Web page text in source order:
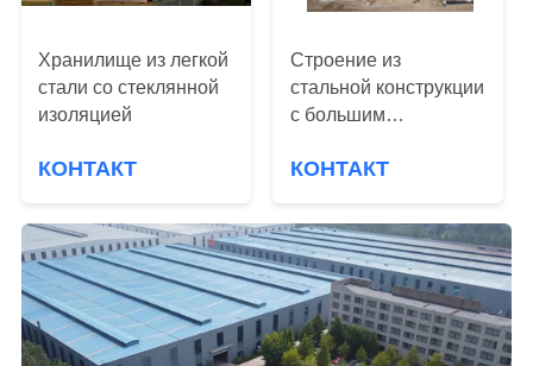
МЫ
НОВОСТИ
РЕШЕНИЕ
НЕДОСТАТКА
BLOG
Хранилище из легкой
стали со стеклянной
изоляцией
КОНТАКТ
Строение из
стальной конструкции
с большим
секции для
использования
КОНТАКТ